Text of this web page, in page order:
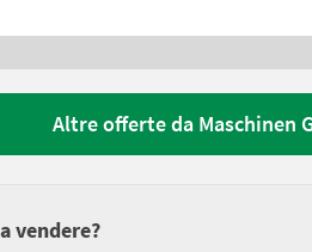
Altre offerte da Maschinen
vendere?